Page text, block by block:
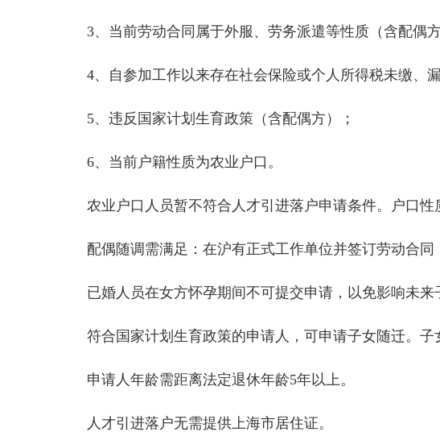
3、当前劳动合同属于外服、劳务派遣等性质（含配偶方
4、自参加工作以来存在社会保险或个人所得税未缴、漏
5、违反国家计划生育政策（含配偶方）；
6、当前户籍性质为农业户口。
农业户口人员暂不符合人才引进落户申请条件。户口性
配偶随调需满足：在沪有正式工作单位并签订劳动合同
已婚人员在女方怀孕期间不可提交申请，以免影响未来
符合国家计划生育政策的申请人，可申请子女随迁。子
申请人年龄需距离法定退休年龄5年以上。
人才引进落户无需提供上海市居住证。